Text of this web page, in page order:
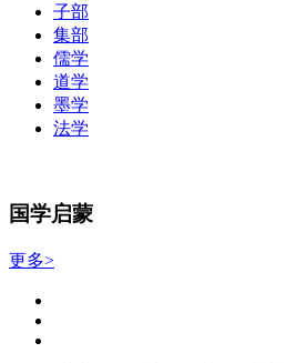
子部
集部
儒学
道学
墨学
法学
国学启蒙
更多>